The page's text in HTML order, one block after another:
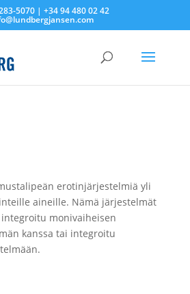
5070 | +34 94 480 02 42
erotinjärjestelmiä yli
aineille. Nämä järjestelmät
monivaiheisen
kanssa tai integroitu